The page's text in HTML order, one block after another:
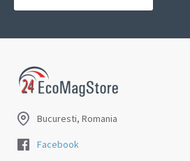
termen aproximativ de livrare, in functie
In cazul aparitiei unor intarzieri, vei fi
Produsele sunt livrate la adresa
livrare in momentul plasarii comenzii.
Bucuresti, Romania
Facebook